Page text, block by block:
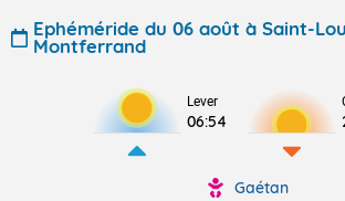
Ephéméride du 06 août à Saint-
Montferrand
Lever
06:54
Gaétan